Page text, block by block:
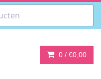
0 / €0,00